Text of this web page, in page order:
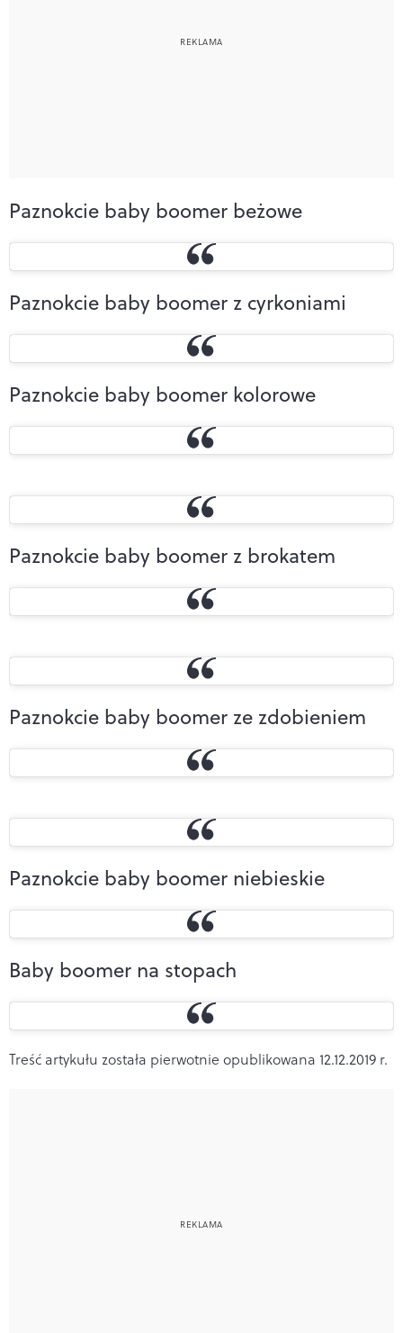
Paznokcie baby boomer beżowe
Paznokcie baby boomer z cyrkoniami
Paznokcie baby boomer kolorowe
Paznokcie baby boomer z brokatem
Paznokcie baby boomer ze zdobieniem
Paznokcie baby boomer niebieskie
Baby boomer na stopach
Treść artykułu została pierwotnie opublikowana 12.12.2019 r.